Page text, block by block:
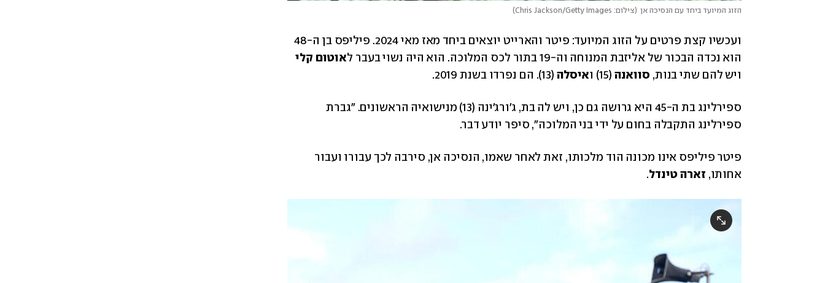
הזוג המיועד ביחד עם הנסיכה אן (צילום: Chris Jackson/Getty Images )
ועכשיו קצת פרטים על הזוג המיועד: פיטר והארייט יוצאים ביחד מאז מאי 2024. פיליפס בן ה-48
הוא נכדה הבכור של אליזבת המנוחה וה-19 בתור לכס המלוכה. הוא היה נשוי בעבר ל
אוטום קלי
ויש להם שתי בנות, סוואנה (15) ו איסלה (13). הם נפרדו בשנת 2019.
ספירלינג בת ה-45 היא גרושה גם כן, ויש לה בת, ג'ורג'ינה (13) מנישואיה הראשונים. "גברת
ספירלינג התקבלה בחום על ידי בני המלוכה", סיפר יודע דבר.
אחותו, זארה טינדל.